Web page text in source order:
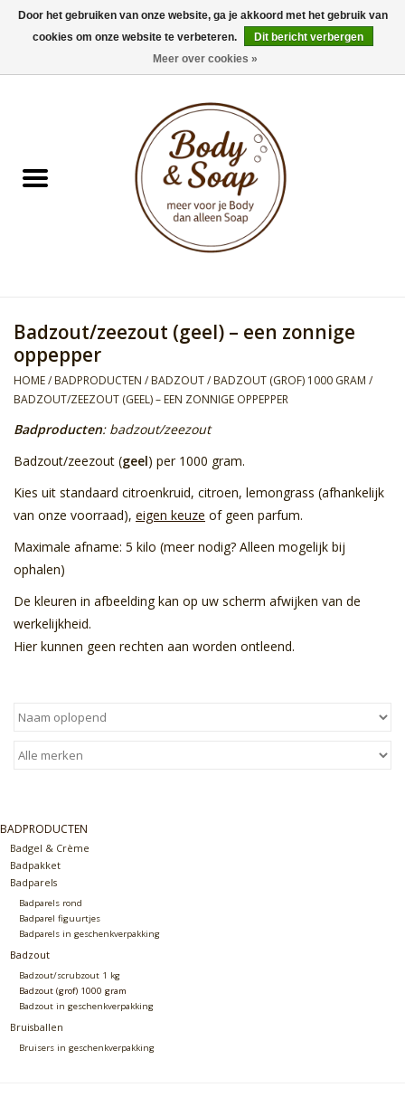
0 Artikelen - €0,00
Doucheproducten
Kids Collection
Men's Collection
Sale
Skin Collection
Soap
Verpakking
Reviews
Blogs
Badzout/zeezout (geel) – een zonnige
oppepper
HOME/ BADPRODUCTEN / BADZOUT/ BADZOUT (GROF) 1000 GRAM /
BADZOUT/ZEEZOUT (GEEL) – EEN ZONNIGE OPPEPPER
Badproducten: badzout/zeezout
Badzout/zeezout (geel) per 1000 gram.
Kies uit standaard citroenkruid, citroen, lemongrass (afhankelijk
van onze voorraad), eigen keuze of geen parfum.
Maximale afname: 5 kilo (meer nodig? Alleen mogelijk bij
ophalen)
De kleuren in afbeelding kan op uw scherm afwijken van de
werkelijkheid.
Hier kunnen geen rechten aan worden ontleend.
BADPRODUCTEN
Badgel & Crème
Badpakket
Badparels
Badparels rond
Badparel figuurtjes
Badparels in geschenkverpakking
Badzout
Badzout/scrubzout 1 kg
Badzout (grof) 1000 gram
Badzout in geschenkverpakking
Bruisballen
Bruisers in geschenkverpakking
Door het gebruiken van onze website, ga je akkoord met het gebruik van
cookies om onze website te verbeteren.
Dit bericht verbergen
Meer over cookies »